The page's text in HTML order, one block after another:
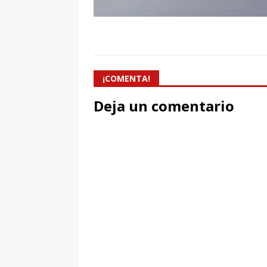
¡COMENTA!
Deja un comentario